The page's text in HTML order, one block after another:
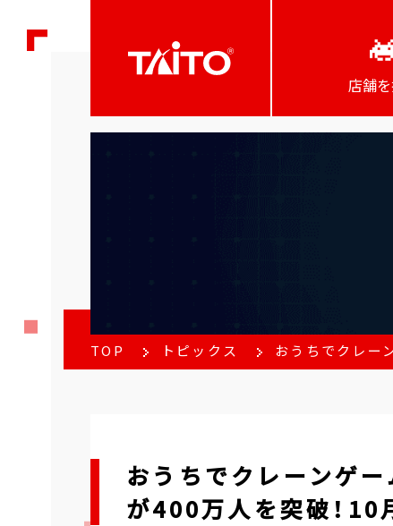
店舗
TOP トピックス おうちでクレー
おうちでクレーンゲー
が400万人を突破！10